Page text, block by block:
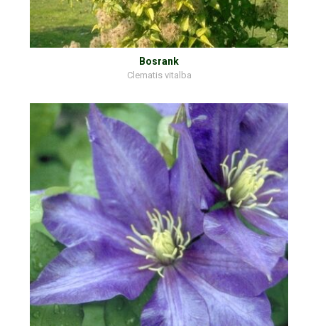
Bosrank
Clematis vitalba